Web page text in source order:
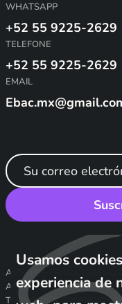
WHATSAPP
+52 55 9225-2629
TELEFONE
+52 55 9225-2629
EMAIL
AVISO DE PRIVACIDAD
AVISO DE PRIVACIDAD
TÉRMINOS Y
Usamos
experiencia de
web, para
de nuestra web